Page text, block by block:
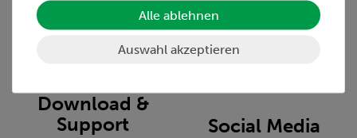
Download &
Support
Social Media
Alle ablehnen
Auswahl akzeptieren